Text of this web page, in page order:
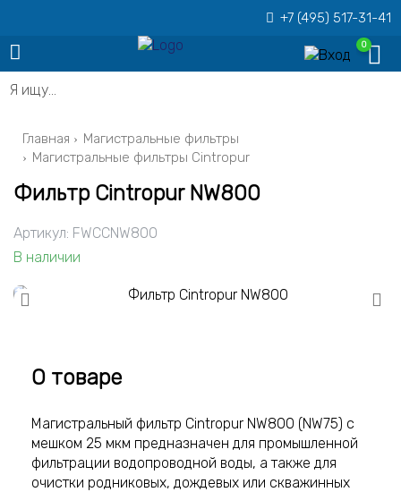
+7 (495) 517-31-41
0
Я ищу…
Главная
Магистральные фильтры
Магистральные фильтры Cintropur
Фильтр Cintropur NW800
Артикул: FWCCNW800
В наличии
О товаре
Магистральный фильтр Cintropur NW800 (NW75) с
мешком 25 мкм предназначен для промышленной
фильтрации водопроводной воды, а также для
очистки родниковых, дождевых или скважинных